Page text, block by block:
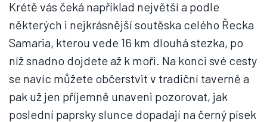
Krétě vás čeká například největší a podle
některých i nejkrásnější soutěska celého Řecka
Samaria, kterou vede 16 km dlouhá stezka, po
níž snadno dojdete až k moři. Na konci své cesty
se navíc můžete občerstvit v tradiční taverně a
pak už jen příjemně unaveni pozorovat, jak
poslední paprsky slunce dopadají na černý písek